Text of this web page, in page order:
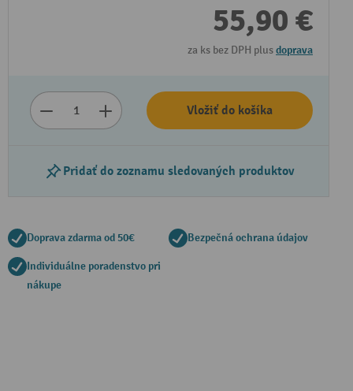
55,90 €
za ks bez DPH plusdoprava
Vložiť do košíka
Pridať do zoznamu sledovaných produktov
Doprava zdarma od 50€ Bezpečná ochrana údajov
Individuálne poradenstvo pri
nákupe